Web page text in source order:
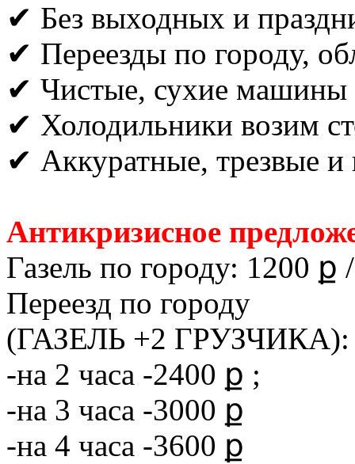
✔ Без выходных и
✔ Переезды по городу,
✔ Чистые, сухие машины
✔ Холодильники возим
✔ Аккуратные, трезвые и
Антикризисное
Газель по городу: 1200 ք
Переезд по городу
(ГАЗЕЛЬ +2 ГРУЗЧИКА):
-на 2 часа -2400 ք ;
-на 3 часа -3000 ք
-на 4 часа -3600 ք